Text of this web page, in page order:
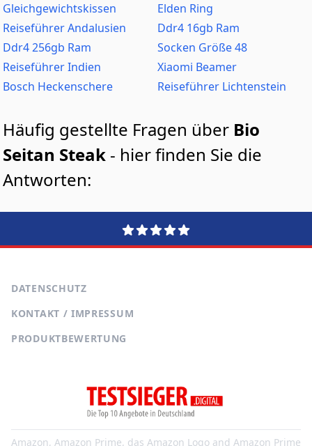
Gleichgewichtskissen
Elden Ring
Reiseführer Andalusien
Ddr4 16gb Ram
Ddr4 256gb Ram
Socken Größe 48
Reiseführer Indien
Xiaomi Beamer
Bosch Heckenschere
Reiseführer Lichtenstein
Häufig gestellte Fragen über Bio
Seitan Steak - hier finden Sie die
Antworten:
DATENSCHUTZ
KONTAKT / IMPRESSUM
PRODUKTBEWERTUNG
Amazon, Amazon Prime, das Amazon Logo and Amazon Prime